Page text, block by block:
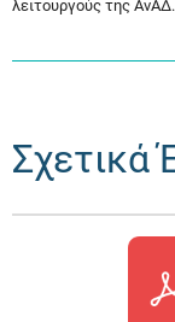
λειτουργούς της ΑνΑΔ.
Σχετικά